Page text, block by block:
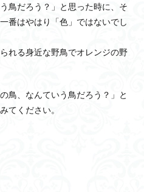
鳥だろう？」と思った時に、そ
番はやはり「色」ではないでし
れる身近な野鳥でオレンジの野
鳥、なんていう鳥だろう？」と
てください。